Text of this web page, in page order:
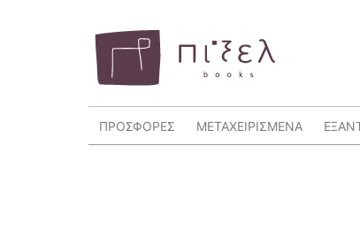
ΠΡΟΣΦΟΡΕΣ ΜΕΤΑΧΕΙΡΙΣΜΕΝΑ